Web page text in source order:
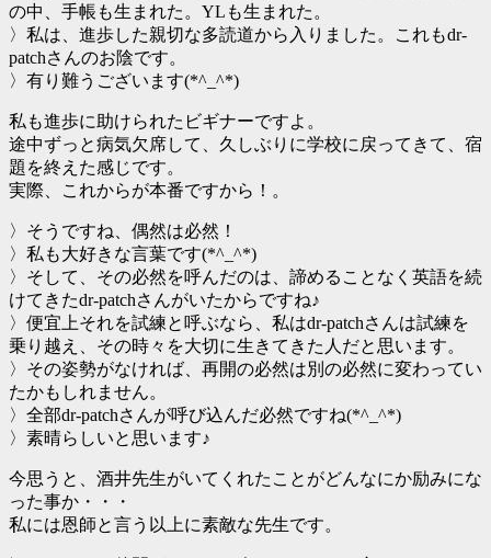
の中、手帳も生まれた。YLも生まれた。
〉私は、進歩した親切な多読道から入りました。これもdr-
patchさんのお陰です。
〉有り難うございます(*^_^*)
私も進歩に助けられたビギナーですよ。
途中ずっと病気欠席して、久しぶりに学校に戻ってきて、宿
題を終えた感じです。
実際、これからが本番ですから！。
〉そうですね、偶然は必然！
〉私も大好きな言葉です(*^_^*)
〉そして、その必然を呼んだのは、諦めることなく英語を続
けてきたdr-patchさんがいたからですね♪
〉便宜上それを試練と呼ぶなら、私はdr-patchさんは試練を
乗り越え、その時々を大切に生きてきた人だと思います。
〉その姿勢がなければ、再開の必然は別の必然に変わってい
たかもしれません。
〉全部dr-patchさんが呼び込んだ必然ですね(*^_^*)
〉素晴らしいと思います♪
今思うと、酒井先生がいてくれたことがどんなにか励みにな
った事か・・・
私には恩師と言う以上に素敵な先生です。